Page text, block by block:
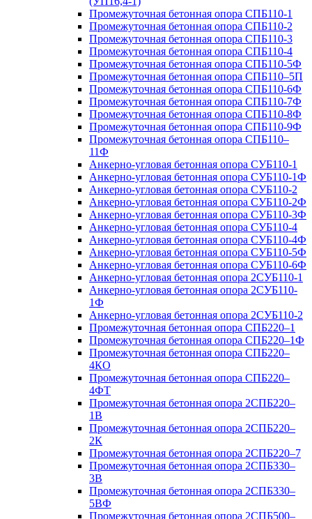
Промежуточная бетонная опора СПБ110-1
Промежуточная бетонная опора СПБ110-2
Промежуточная бетонная опора СПБ110-3
Промежуточная бетонная опора СПБ110-4
Промежуточная бетонная опора СПБ110-5Ф
Промежуточная бетонная опора СПБ110–5П
Промежуточная бетонная опора СПБ110-6Ф
Промежуточная бетонная опора СПБ110-7Ф
Промежуточная бетонная опора СПБ110-8Ф
Промежуточная бетонная опора СПБ110-9Ф
Промежуточная бетонная опора СПБ110–
11Ф
Анкерно-угловая бетонная опора СУБ110-1
Анкерно-угловая бетонная опора СУБ110-1Ф
Анкерно-угловая бетонная опора СУБ110-2
Анкерно-угловая бетонная опора СУБ110-2Ф
Анкерно-угловая бетонная опора СУБ110-3Ф
Анкерно-угловая бетонная опора СУБ110-4
Анкерно-угловая бетонная опора СУБ110-4Ф
Анкерно-угловая бетонная опора СУБ110-5Ф
Анкерно-угловая бетонная опора СУБ110-6Ф
Анкерно-угловая бетонная опора 2СУБ110-1
Анкерно-угловая бетонная опора 2СУБ110-
1Ф
Анкерно-угловая бетонная опора 2СУБ110-2
Промежуточная бетонная опора СПБ220–1
Промежуточная бетонная опора СПБ220–1Ф
Промежуточная бетонная опора СПБ220–
4КО
Промежуточная бетонная опора СПБ220–
4ФТ
Промежуточная бетонная опора 2СПБ220–
1В
Промежуточная бетонная опора 2СПБ220–
2К
Промежуточная бетонная опора 2СПБ220–7
Промежуточная бетонная опора 2СПБ330–
3В
Промежуточная бетонная опора 2СПБ330–
5ВФ
Промежуточная бетонная опора 2СПБ500–